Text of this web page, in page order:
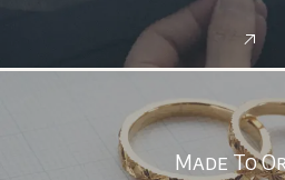
Made To